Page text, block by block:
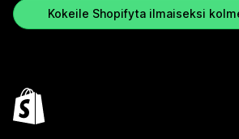
Kokeile Shopifyta ilmaiseksi